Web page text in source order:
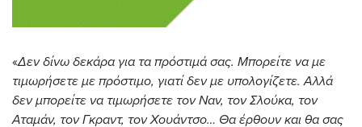
«Δεν δίνω δεκάρα για τα πρόστιμά σας. Μπορείτε να με
τιμωρήσετε με πρόστιμο, γιατί δεν με υπολογίζετε. Αλλά
δεν μπορείτε να τιμωρήσετε τον Ναν, τον Σλούκα, τον
Αταμάν, τον Γκραντ, τον Χουάντσο… Θα έρθουν και θα σας